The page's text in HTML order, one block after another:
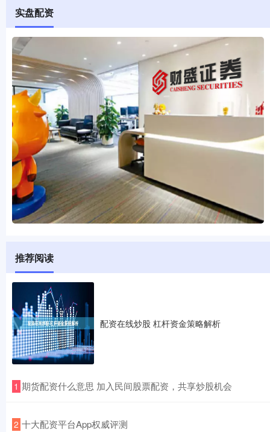
实盘配资
推荐阅读
配资在线炒股 杠杆资金策略解析
1 ​期货配资什么意思 加入民间股票配资，共享炒股机会
2 ​十大配资平台App权威评测